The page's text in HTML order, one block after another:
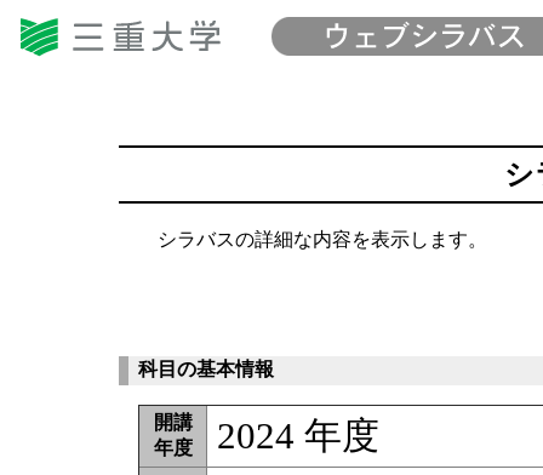
シ
シラバスの詳細な内容を表示します。
科目の基本情報
開講
年度
2024 年度